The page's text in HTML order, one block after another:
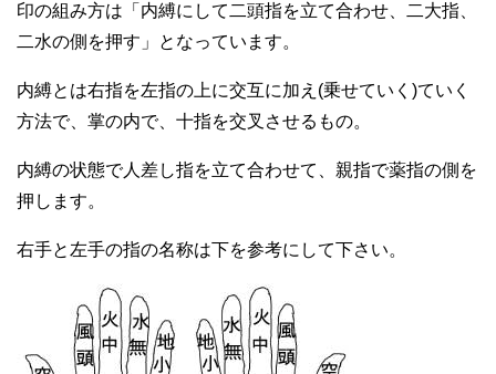
印の組み方は「内縛にして二頭指を立て合わせ、二大指、
二水の側を押す」となっています。
内縛とは右指を左指の上に交互に加え(乗せていく)ていく
方法で、掌の内で、十指を交叉させるもの。
内縛の状態で人差し指を立て合わせて、親指で薬指の側を
押します。
右手と左手の指の名称は下を参考にして下さい。